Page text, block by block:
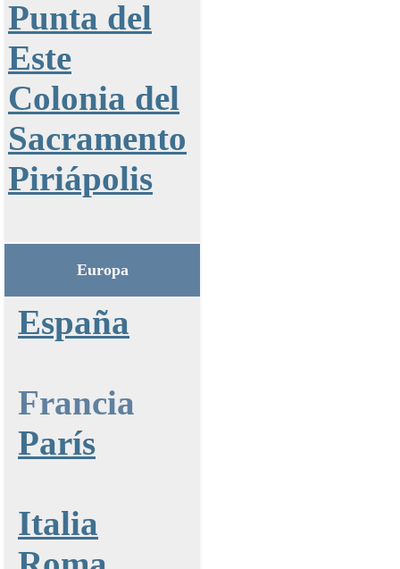
Punta del
Este
Colonia del
Sacramento
Piriápolis
Europa
España
Francia
París
Italia